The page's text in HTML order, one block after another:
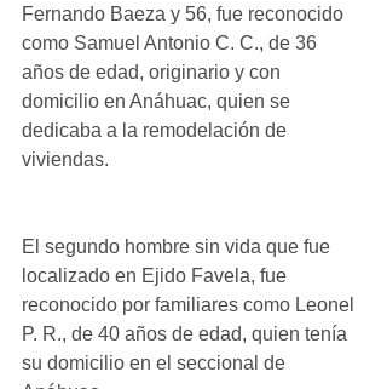
Fernando Baeza y 56, fue reconocido
como Samuel Antonio C. C., de 36
años de edad, originario y con
domicilio en Anáhuac, quien se
dedicaba a la remodelación de
viviendas.
El segundo hombre sin vida que fue
localizado en Ejido Favela, fue
reconocido por familiares como Leonel
P. R., de 40 años de edad, quien tenía
su domicilio en el seccional de